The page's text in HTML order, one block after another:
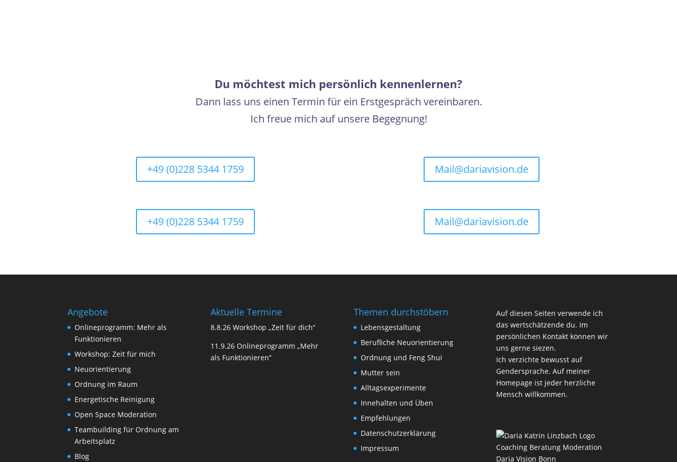
Du möchtest mich persönlich kennenlernen?
Dann lass uns einen Termin für ein Erstgespräch vereinbaren.
Ich freue mich auf unsere Begegnung!
+49 (0)228 5344 1759 Mail@dariavision.de
+49 (0)228 5344 1759 Mail@dariavision.de
Angebote
Onlineprogramm: Mehr als
Funktionieren
Workshop: Zeit für mich
Neuorientierung
Ordnung im Raum
Energetische Reinigung
Open Space Moderation
Teambuilding für Ordnung am
Arbeitsplatz
Blog
Aktuelle Termine
8.8.26 Workshop „Zeit für dich“
11.9.26 Onlineprogramm „Mehr
als Funktionieren“
Themen durchstöbern
Lebensgestaltung
Berufliche Neuorientierung
Ordnung und Feng Shui
Mutter sein
Alltagsexperimente
Innehalten und Üben
Empfehlungen
Datenschutzerklärung
Impressum
Auf diesen Seiten verwende ich
das wertschätzende du. Im
persönlichen Kontakt können wir
uns gerne siezen.
Ich verzichte bewusst auf
Gendersprache. Auf meiner
Homepage ist jeder herzliche
Mensch willkommen.